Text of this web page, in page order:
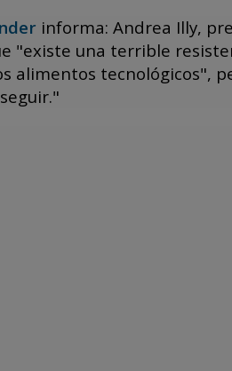
informa: Andrea Illy,
"existe una terrible
alimentos tecnológicos",